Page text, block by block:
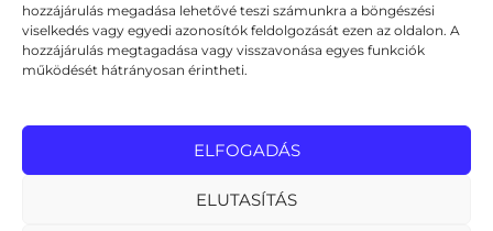
hozzájárulás megadása lehetővé teszi számunkra a böngészési
viselkedés vagy egyedi azonosítók feldolgozását ezen az oldalon. A
hozzájárulás megtagadása vagy visszavonása egyes funkciók
működését hátrányosan érintheti.
ELFOGADÁS
ELUTASÍTÁS
Adatvédelmi szabályzat
VISSZA AZ ELŐZŐ OLDALRA
Cookie szabályzat